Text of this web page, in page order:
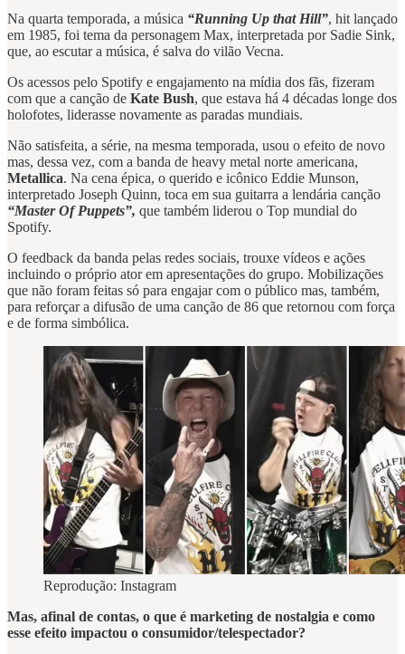
Na quarta temporada, a música “Running Up that Hill”, hit lançado
em 1985, foi tema da personagem Max, interpretada por Sadie Sink,
que, ao escutar a música, é salva do vilão Vecna.
Os acessos pelo Spotify e engajamento na mídia dos fãs, fizeram
com que a canção de Kate Bush, que estava há 4 décadas longe dos
holofotes, liderasse novamente as paradas mundiais.
Não satisfeita, a série, na mesma temporada, usou o efeito de novo
mas, dessa vez, com a banda de heavy metal norte americana,
Metallica. Na cena épica, o querido e icônico Eddie Munson,
interpretado Joseph Quinn, toca em sua guitarra a lendária canção
“Master Of Puppets”, que também liderou o Top mundial do
Spotify.
O feedback da banda pelas redes sociais, trouxe vídeos e ações
incluindo o próprio ator em apresentações do grupo. Mobilizações
que não foram feitas só para engajar com o público mas, também,
para reforçar a difusão de uma canção de 86 que retornou com força
e de forma simbólica.
Reprodução: Instagram
Mas, afinal de contas, o que é marketing de nostalgia e como
esse efeito impactou o consumidor/telespectador?